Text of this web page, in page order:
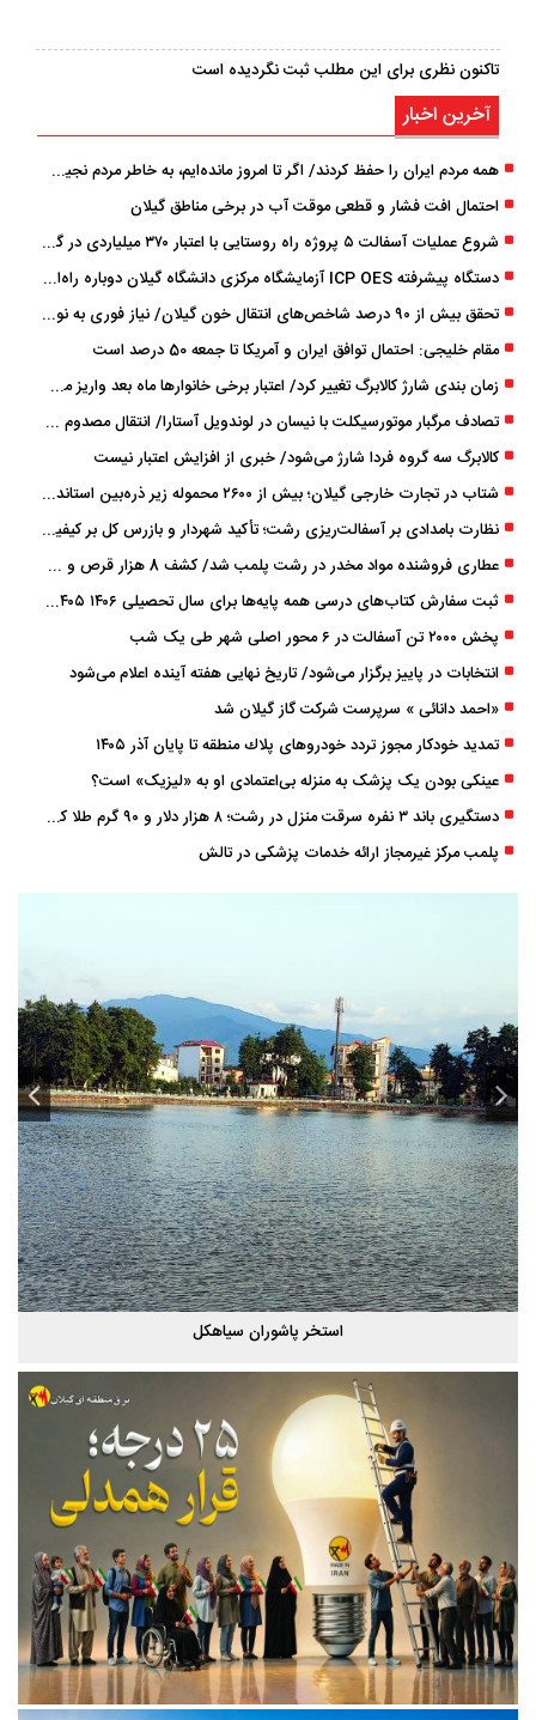
تاکنون نظری برای این مطلب ثبت نگردیده است
آخرین اخبار
همه مردم ایران را حفظ کردند/ اگر تا امروز مانده‌ایم، به ‌خاطر مردم نجیب ایران بوده است
احتمال افت فشار و قطعی موقت آب در برخی مناطق گیلان
شروع عملیات آسفالت ۵ پروژه راه ‌روستایی با اعتبار ۳۷۰ میلیاردی در گیلان
دستگاه پیشرفته ICP OES آزمایشگاه مرکزی دانشگاه گیلان دوباره راه‌اندازی شد
تحقق بیش از ۹۰ درصد شاخص‌های انتقال خون گیلان/ نیاز فوری به نوسازی تجهیزات آزمایشگاهی
مقام خلیجی: احتمال توافق ایران و آمریکا تا جمعه 50 درصد است
زمان ‌بندی شارژ کالابرگ تغییر کرد/ اعتبار برخی خانوارها ماه بعد واریز می‌شود
تصادف مرگبار موتورسیکلت با نیسان در لوندویل آستارا/ انتقال مصدوم با اورژانس هوایی به رشت
کالابرگ سه گروه فردا شارژ می‌شود/ خبری از افزایش اعتبار نیست
شتاب در تجارت خارجی گیلان؛ بیش از ۲۶۰۰ محموله زیر ذره‌بین استاندارد
نظارت بامدادی بر آسفالت‌ریزی رشت؛ تأکید شهردار و بازرس کل بر کیفیت اجرای پروژه‌ها
عطاری فروشنده مواد مخدر در رشت پلمب شد/ کشف 8 هزار قرص و 50 لیتر شربت توهم ‌زا
ثبت سفارش کتاب‌های درسی همه پایه‌ها برای سال تحصیلی ۱۴۰۶ ۱۴۰۵ فعال شد
پخش ۲۰۰۰ تن آسفالت در ۶ محور اصلی شهر طی یک شب
انتخابات در پاییز برگزار می‌شود/ تاریخ نهایی هفته آینده اعلام می‌شود
«احمد دانائی » سرپرست شرکت گاز گیلان شد
تمدید خودكار مجوز تردد خودروهای پلاك منطقه تا پایان آذر ۱۴۰۵
عینکی‌ بودن یک پزشک به منزله بی‌اعتمادی او به «لیزیک» است؟
دستگیری باند ۳ نفره سرقت منزل در رشت؛ ۸ هزار دلار و ۹۰ گرم طلا کشف شد
پلمب مرکز غیرمجاز ارائه خدمات پزشکی در تالش
پاییز هزار رنگ گیلان